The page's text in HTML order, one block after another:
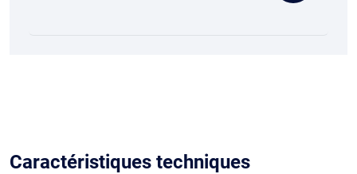
Caractéristiques techniques